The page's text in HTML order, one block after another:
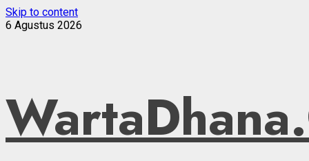
Skip to content
6 Agustus 2026